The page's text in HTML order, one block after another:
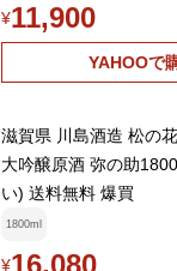
¥11,900
YAHOOで
滋賀県 川島酒造 松の
大吟醸原酒 弥の助
い) 送料無料 爆買
1800ml
¥